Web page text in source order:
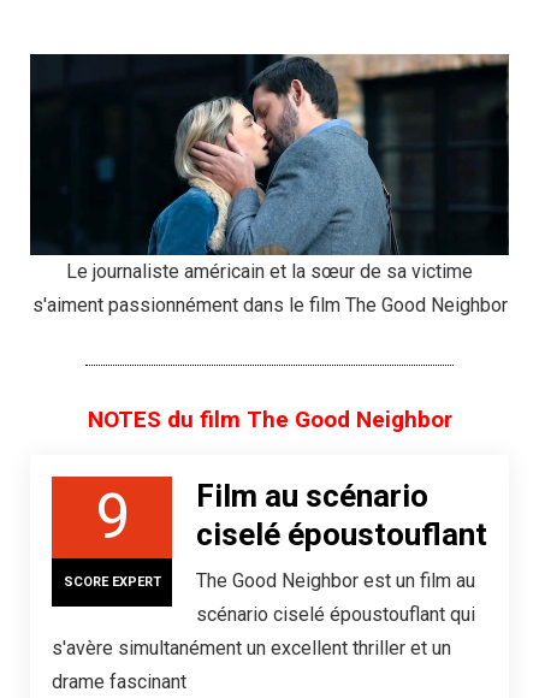
Le journaliste américain et la sœur de sa victime
s'aiment passionnément dans le film The Good Neighbor
NOTES du film The Good Neighbor
9
SCORE EXPERT
Film au scénario
ciselé époustouflant
The Good Neighbor est un film au
scénario ciselé époustouflant qui
s'avère simultanément un excellent thriller et un
drame fascinant